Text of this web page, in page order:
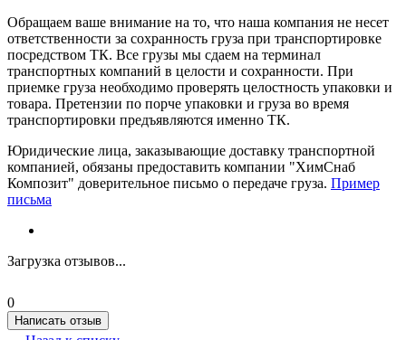
Обращаем ваше внимание на то, что наша компания не несет
ответственности за сохранность груза при транспортировке
посредством ТК. Все грузы мы сдаем на терминал
транспортных компаний в целости и сохранности. При
приемке груза необходимо проверять целостность упаковки и
товара. Претензии по порче упаковки и груза во время
транспортировки предъявляются именно ТК.
Юридические лица, заказывающие доставку транспортной
компанией, обязаны предоставить компании "ХимСнаб
Композит" доверительное письмо о передаче груза. Пример
письма
Загрузка отзывов...
0
Написать отзыв